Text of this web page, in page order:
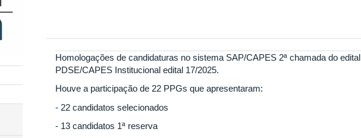
Homologações de candidaturas no sistema SAP/CAPES 2ª chamada do edital
PDSE/CAPES Institucional edital 17/2025.
Houve a participação de 22 PPGs que apresentaram:
- 22 candidatos selecionados
- 13 candidatos 1ª reserva